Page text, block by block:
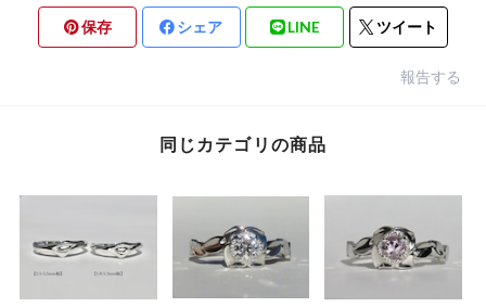
保存 シェア LINE ツイート
報告する
同じカテゴリの商品